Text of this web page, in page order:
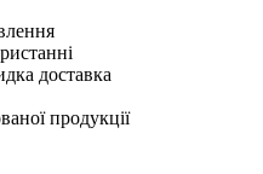
доставка
продукції